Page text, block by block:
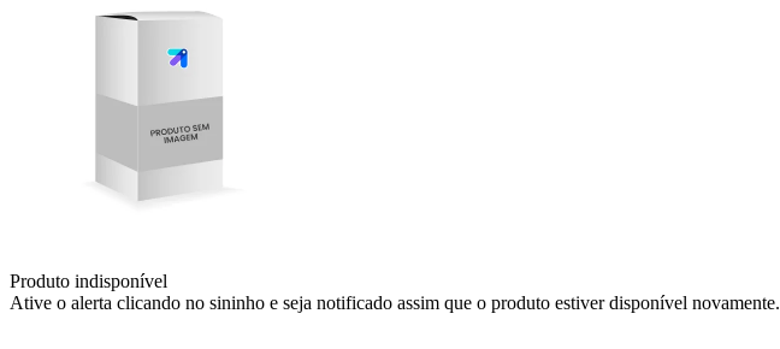
Produto indisponível
Ative o alerta clicando no sininho e seja notificado assim que o produto estiver disponível novamente.